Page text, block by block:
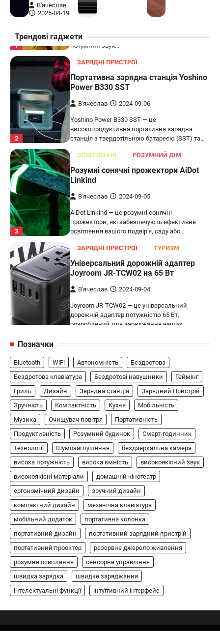
В'ячеслав
2025-04-19
Трендові гаджети
1
В'ячеслав 2024-09-07
бездротова колонка, яка поєднує в собі
потужний звук…
2
ЗАРЯДНІ ПРИСТРОЇ
Портативна зарядна станція Yoshino
Power B330 SST
В'ячеслав 2024-09-06
Yoshino Power B330 SST — це
високопродуктивна портативна зарядна
станція з твердотільною батареєю (SST) та…
3
ОСВІТЛЕННЯ РОЗУМНИЙ ДІМ
Розумні сонячні прожектори AiDot
Linkind
В'ячеслав 2024-09-05
AiDot Linkind — це розумні сонячні
прожектори, які забезпечують ефективне
освітлення вашого подвір'я, саду або…
ЗАРЯДНІ ПРИСТРОЇ ТУРИЗМ
Універсальний дорожній адаптер
Joyroom JR-TCW02 на 65 Вт
В'ячеслав 2024-09-04
Joyroom JR-TCW02 — це універсальний
дорожній адаптер потужністю 65 Вт,
розроблений для заряджання ваших
5
Бездротовий контролер 8BitDo Lite
SE 2.4G для Xbox
В'ячеслав 2024-09-03
8BitDo Lite SE 2.4G — це компактний
бездротовий контролер, розроблений
спеціально для Xbox. Завдяки своєму…
1
АУДІО КОЛОНКИ
Бездротова колонка LG XBOOM Go
XG2T
В'ячеслав 2024-09-07
LG XBOOM Go XG2T — це компактна
бездротова колонка, яка поєднує в собі
потужний звук…
2
ЗАРЯДНІ ПРИСТРОЇ
Портативна зарядна станція Yoshino
Power B330 SST
В'ячеслав 2024-09-06
Yoshino Power B330 SST — це
станція з твердотільною батареєю (SST) та…
Позначки
Bluetooth WiFi Автономність
Бездротова
Бездротова клавіатура
Бездротові навушники
Геймінг
Гриль
Дизайн Зарядна станція
Зарядний Пристрій
Зручність
Компактність Кухня
Мобільність
Музика
Очищувач повітря
Портативність
Продуктивність
Розумний будинок
Смарт-годинник
Технології
Шумозаглушення
бездзеркальна камера
висока потужність
висока ємність
високоякісний звук
високоякісні матеріали
домашній кінотеатр
ергономічний дизайн
зручний дизайн
компактний дизайн
механічна клавіатура
мобільний додаток
портативна колонка
портативний дизайн
портативний зарядний пристрій
портативний проектор
резервне джерело живлення
розумне освітлення
сенсорне управління
швидка зарядка
швидке заряджання
інтелектуальні функції
інтуїтивний інтерфейс